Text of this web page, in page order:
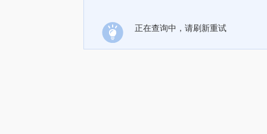
正在查询中，请刷新重试